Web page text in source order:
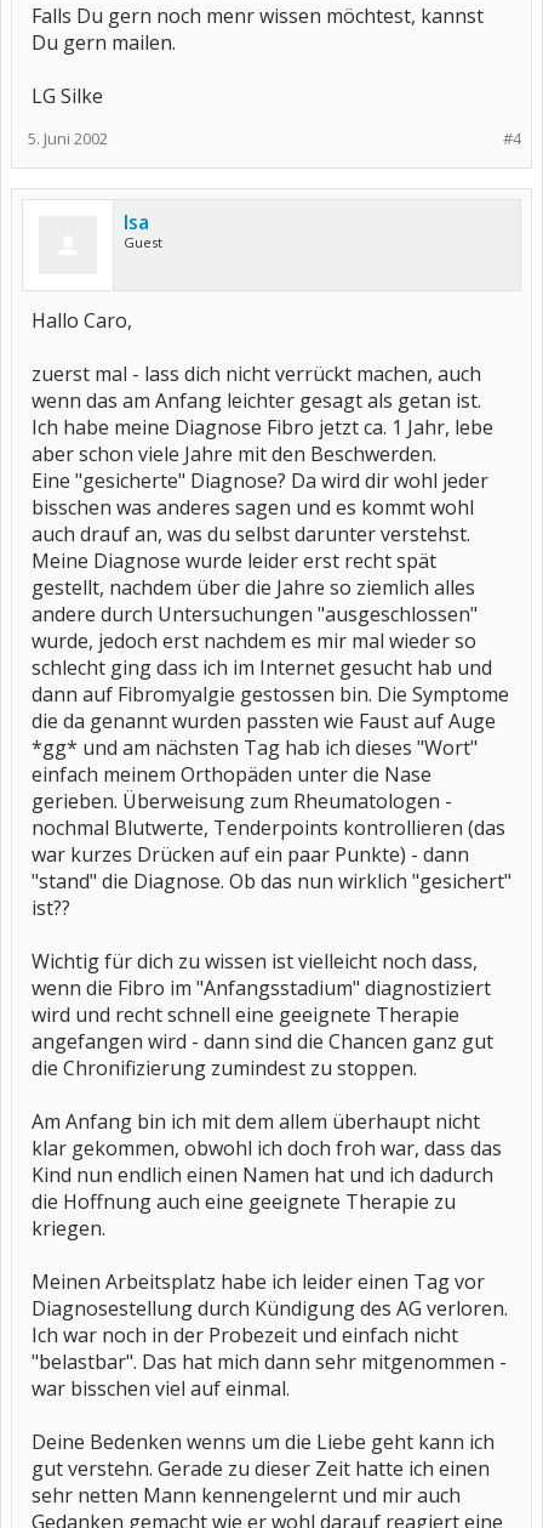
Falls Du gern noch menr wissen möchtest, kannst
Du gern mailen.
LG Silke
#4
5. Juni 2002
Isa
Guest
Hallo Caro,
zuerst mal - lass dich nicht verrückt machen, auch
wenn das am Anfang leichter gesagt als getan ist.
Ich habe meine Diagnose Fibro jetzt ca. 1 Jahr, lebe
aber schon viele Jahre mit den Beschwerden.
Eine "gesicherte" Diagnose? Da wird dir wohl jeder
bisschen was anderes sagen und es kommt wohl
auch drauf an, was du selbst darunter verstehst.
Meine Diagnose wurde leider erst recht spät
gestellt, nachdem über die Jahre so ziemlich alles
andere durch Untersuchungen "ausgeschlossen"
wurde, jedoch erst nachdem es mir mal wieder so
schlecht ging dass ich im Internet gesucht hab und
dann auf Fibromyalgie gestossen bin. Die Symptome
die da genannt wurden passten wie Faust auf Auge
*gg* und am nächsten Tag hab ich dieses "Wort"
einfach meinem Orthopäden unter die Nase
gerieben. Überweisung zum Rheumatologen -
nochmal Blutwerte, Tenderpoints kontrollieren (das
war kurzes Drücken auf ein paar Punkte) - dann
"stand" die Diagnose. Ob das nun wirklich "gesichert"
ist??
Wichtig für dich zu wissen ist vielleicht noch dass,
wenn die Fibro im "Anfangsstadium" diagnostiziert
wird und recht schnell eine geeignete Therapie
angefangen wird - dann sind die Chancen ganz gut
die Chronifizierung zumindest zu stoppen.
Am Anfang bin ich mit dem allem überhaupt nicht
klar gekommen, obwohl ich doch froh war, dass das
Kind nun endlich einen Namen hat und ich dadurch
die Hoffnung auch eine geeignete Therapie zu
kriegen.
Meinen Arbeitsplatz habe ich leider einen Tag vor
Diagnosestellung durch Kündigung des AG verloren.
Ich war noch in der Probezeit und einfach nicht
"belastbar". Das hat mich dann sehr mitgenommen -
war bisschen viel auf einmal.
Deine Bedenken wenns um die Liebe geht kann ich
gut verstehn. Gerade zu dieser Zeit hatte ich einen
sehr netten Mann kennengelernt und mir auch
Gedanken gemacht wie er wohl darauf reagiert eine